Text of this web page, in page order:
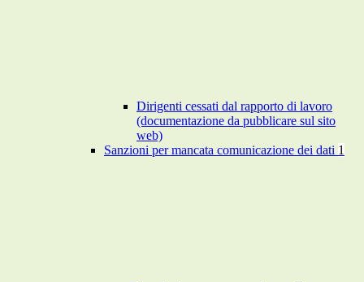
Dirigenti cessati dal rapporto di lavoro
(documentazione da pubblicare sul sito
web)
Sanzioni per mancata comunicazione dei dati 1